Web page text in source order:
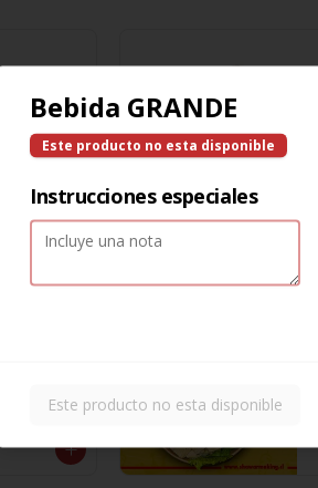
con
de
de
zanahoria,
y
a
la base
escoger
Bebida GRANDE
Este producto no esta disponible
Instrucciones especiales
Este producto no esta disponible